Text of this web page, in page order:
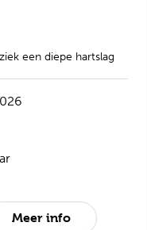
een diepe hartslag
Meer info